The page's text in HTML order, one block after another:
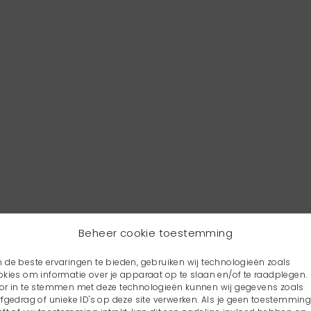
Beheer cookie toestemming
de beste ervaringen te bieden, gebruiken wij technologieën zoals
om informatie over je apparaat op te slaan en/of te raadplegen.
in te stemmen met deze technologieën kunnen wij gegevens zoals
of unieke ID's op deze site verwerken. Als je geen toestemming